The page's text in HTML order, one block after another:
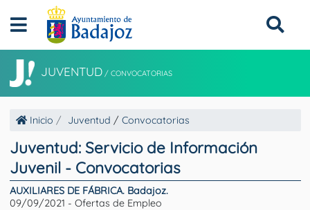
JUVENTUD / CONVOCATORIAS
Inicio Juventud / Convocatorias
Juventud: Servicio de Información
Juvenil - Convocatorias
AUXILIARES DE FÁBRICA. Badajoz.
09/09/2021 - Ofertas de Empleo